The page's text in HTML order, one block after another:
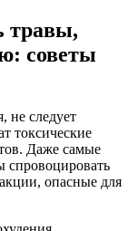
травы,
советы
не следует
токсические
Даже самые
спровоцировать
опасные для